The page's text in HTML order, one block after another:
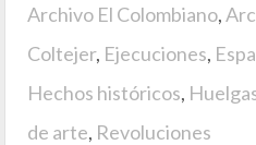
Archivo El Colombiano,
Coltejer, Ejecuciones,
Hechos históricos,
de arte, Revoluciones